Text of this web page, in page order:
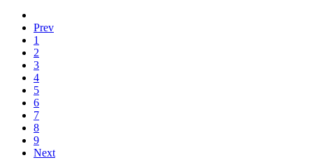
Prev
1
2
3
4
5
6
7
8
9
Next